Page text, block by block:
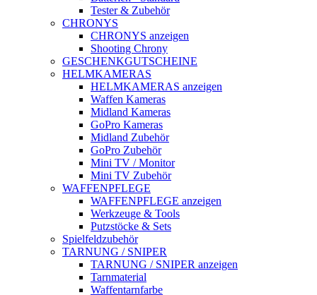
Tester & Zubehör
CHRONYS
CHRONYS anzeigen
Shooting Chrony
GESCHENKGUTSCHEINE
HELMKAMERAS
HELMKAMERAS anzeigen
Waffen Kameras
Midland Kameras
GoPro Kameras
Midland Zubehör
GoPro Zubehör
Mini TV / Monitor
Mini TV Zubehör
WAFFENPFLEGE
WAFFENPFLEGE anzeigen
Werkzeuge & Tools
Putzstöcke & Sets
Spielfeldzubehör
TARNUNG / SNIPER
TARNUNG / SNIPER anzeigen
Tarnmaterial
Waffentarnfarbe